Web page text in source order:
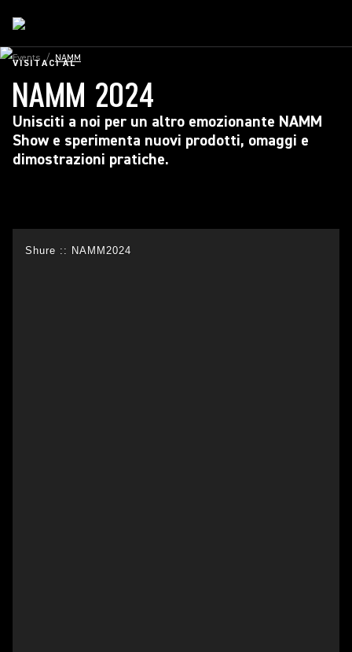
Events / NAMM
VISITACI AL
NAMM 2024
Unisciti a noi per un altro emozionante NAMM
Show e sperimenta nuovi prodotti, omaggi e
dimostrazioni pratiche.